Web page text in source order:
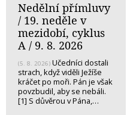
Nedělní přímluvy
/ 19. neděle v
mezidobí, cyklus
A / 9. 8. 2026
(5. 8. 2026) Učedníci dostali
strach, když viděli Ježíše
kráčet po moři. Pán je však
povzbudil, aby se nebáli.
[1] S důvěrou v Pána,…